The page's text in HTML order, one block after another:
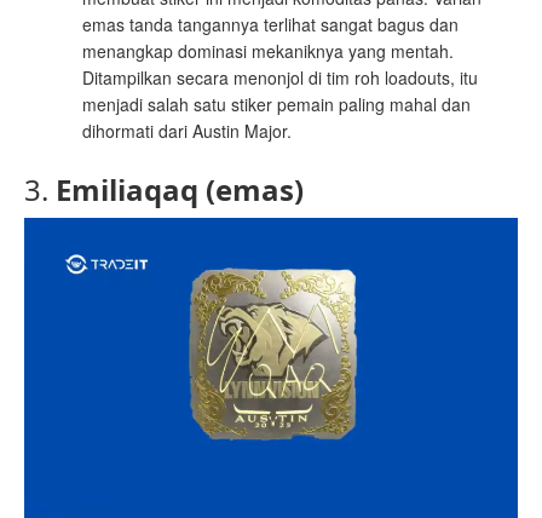
emas tanda tangannya terlihat sangat bagus dan
menangkap dominasi mekaniknya yang mentah.
Ditampilkan secara menonjol di tim roh loadouts, itu
menjadi salah satu stiker pemain paling mahal dan
dihormati dari Austin Major.
3. Emiliaqaq (emas)